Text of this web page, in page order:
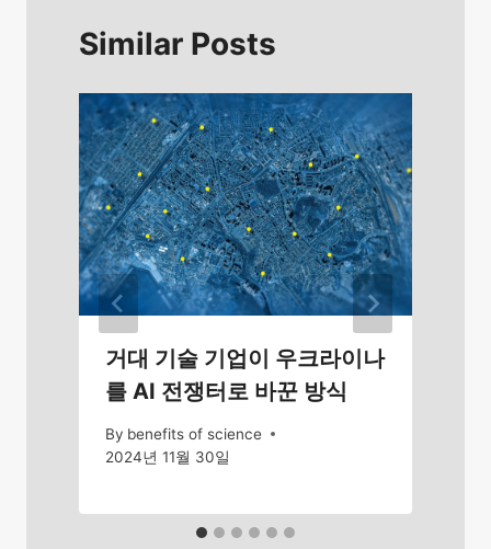
Similar Posts
거대 기술 기업이 우크라이나
를 AI 전쟁터로 바꾼 방식
By benefits of science
2024년 11월 30일